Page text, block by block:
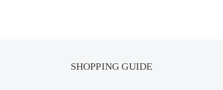
SHOPPING GUIDE